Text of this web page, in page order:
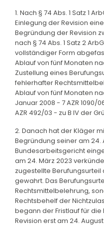
1. Nach § 74 Abs. 1 Satz 1
Einlegung der Revision
Begründung der Revision
nach § 74 Abs. 1 Satz 2
vollständiger Form
Ablauf von fünf Monaten
Zustellung eines
fehlerhafter
Ablauf von fünf Monaten
Januar 2008 - 7 AZR 1090/
AZR 492/03 - zu B IV der
2. Danach hat der Kläger
Begründung seiner am 24.
Bundesarbeitsgericht
am 24. März 2023
zugestellte Berufungsurteil
gewahrt. Das
Rechtsmittelbelehrung,
Rechtsbehelf der
begann der Fristlauf für
Revision erst am 24.